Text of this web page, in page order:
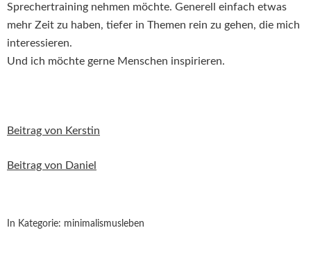
Sprechertraining nehmen möchte. Generell einfach etwas
mehr Zeit zu haben, tiefer in Themen rein zu gehen, die mich
interessieren.
Und ich möchte gerne Menschen inspirieren.
Beitrag von Kerstin
Beitrag von Daniel
In Kategorie: minimalismusleben